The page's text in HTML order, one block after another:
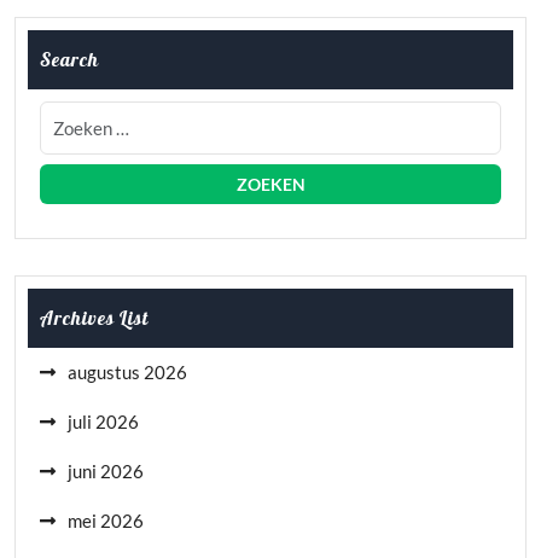
Search
Archives List
augustus 2026
juli 2026
juni 2026
mei 2026